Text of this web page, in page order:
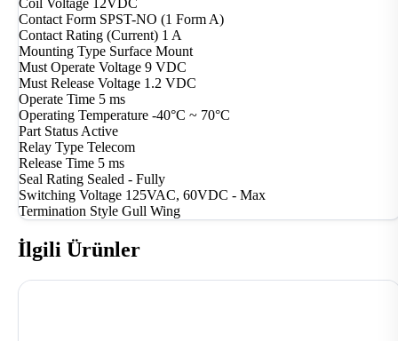
Coil Voltage 12VDC
Contact Form SPST-NO (1 Form A)
Contact Rating (Current) 1 A
Mounting Type Surface Mount
Must Operate Voltage 9 VDC
Must Release Voltage 1.2 VDC
Operate Time 5 ms
Operating Temperature -40°C ~ 70°C
Part StatusActive
Relay Type Telecom
Release Time 5 ms
Seal Rating Sealed - Fully
Switching Voltage 125VAC, 60VDC - Max
Termination Style Gull Wing
İlgili Ürünler